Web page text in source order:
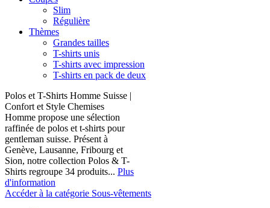
Slim
Régulière
Thèmes
Grandes tailles
T-shirts unis
T-shirts avec impression
T-shirts en pack de deux
Polos et T-Shirts Homme Suisse |
Confort et Style Chemises
Homme propose une sélection
raffinée de polos et t-shirts pour
gentleman suisse. Présent à
Genève, Lausanne, Fribourg et
Sion, notre collection Polos & T-
Shirts regroupe 34 produits... Plus
d'information
Accéder à la catégorie Sous-vêtements